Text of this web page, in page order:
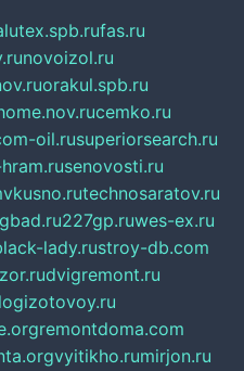
fas.ru
novoizol.ru
orakul.spb.ru
cemko.ru
oil.rusuperiorsearch.ru
senovosti.ru
technosaratov.ru
227gp.ruwes-ex.ru
lady.rustroy-db.com
dvigremont.ru
remontdoma.com
vyitikho.rumirjon.ru